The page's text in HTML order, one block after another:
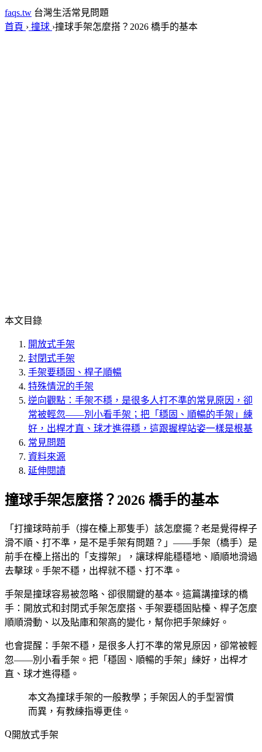
faqs.tw 台灣生活常見問題
首頁 › 撞球 ›撞球手架怎麼搭？2026 橋手的基本
本文目錄
開放式手架
封閉式手架
手架要穩固、桿子順暢
特殊情況的手架
逆向觀點：手架不穩，是很多人打不準的常見原因，卻
常被輕忽——別小看手架；把「穩固、順暢的手架」練
好，出桿才直、球才進得穩，這跟握桿站姿一樣是根基
常見問題
資料來源
延伸閱讀
撞球手架怎麼搭？2026 橋手的基本
「打撞球時前手（撐在檯上那隻手）該怎麼擺？老是覺得桿子
滑不順、打不準，是不是手架有問題？」——手架（橋手）是
前手在檯上搭出的「支撐架」，讓球桿能穩穩地、順順地滑過
去擊球。手架不穩，出桿就不穩、打不準。
手架是撞球容易被忽略、卻很關鍵的基本。這篇講撞球的橋
手：開放式和封閉式手架怎麼搭、手架要穩固貼檯、桿子怎麼
順順滑動、以及貼庫和架高的變化，幫你把手架練好。
也會提醒：手架不穩，是很多人打不準的常見原因，卻常被輕
忽——別小看手架。把「穩固、順暢的手架」練好，出桿才
直、球才進得穩。
本文為撞球手架的一般教學；手架因人的手型習慣
而異，有教練指導更佳。
開放式手架